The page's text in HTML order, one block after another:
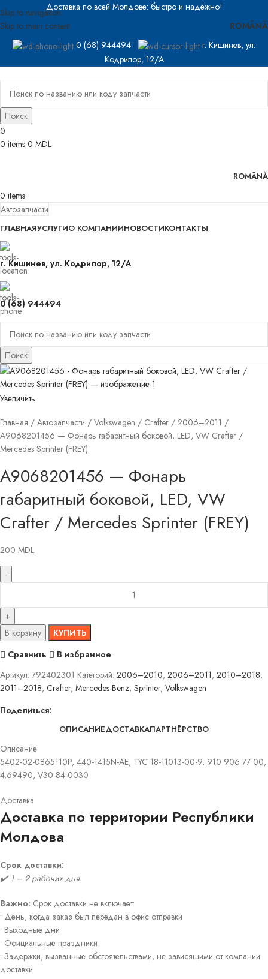
Skip to navigation
Skip to main content
Доставка по всей Молдове: быстро и надёжно!
ROMÂNĂ
0 (68) 944494
г. Кишинев, ул.
Кодрилор, 12/A
Поиск
0
0 items 0 MDL
ROMÂNĂ
0 items
Автозапчасти
ГЛАВНАЯУСЛУГИО КОМПАНИИНОВОСТИКОНТАКТЫ
г. Кишинев, ул. Кодрилор, 12/A
0 (68) 944494
Поиск
Увеличить
Главная Автозапчасти Volkswagen Crafter
2006–2011
A9068201456 — Фонарь габаритный боковой, LED, VW Crafter /
Mercedes Sprinter (FREY)
A9068201456 — Фонарь
габаритный боковой, LED, VW
Crafter / Mercedes Sprinter (FREY)
200 MDL
В корзину
КУПИТЬ
Сравнить
В избранное
Артикул: 792402301 Категорий: 2006–2010, 2006–2011, 2010–2018,
2011–2018, Crafter, Mercedes-Benz, Sprinter, Volkswagen
Поделиться:
ОПИСАНИЕДОСТАВКАПАРТНЁРСТВО
Описание
5402-02-0865110P, 440-1415N-AE, TYC 18-11013-00-9, 910 906 77 00,
4.69490, V30-84-0030
Доставка
Доставка по территории Республики
Молдова
Срок доставки:
✔️ 1 – 2 рабочих дня
Важно: Срок доставки не включает:
• День, когда заказ был передан в офис отправки
• Выходные дни
• Официальные праздники
• Задержки, вызванные обстоятельствами, не зависящими от компании
доставки